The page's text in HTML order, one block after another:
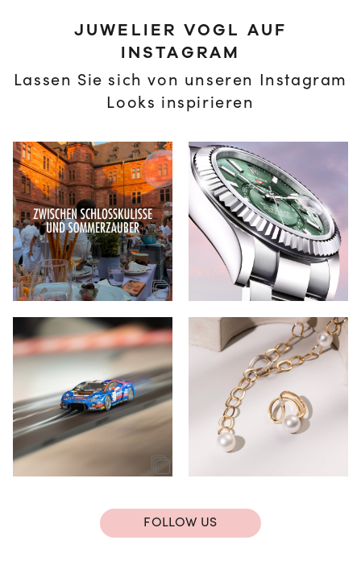
JUWELIER VOGL AUF
INSTAGRAM
Lassen Sie sich von unseren Instagram
Looks inspirieren
FOLLOW US